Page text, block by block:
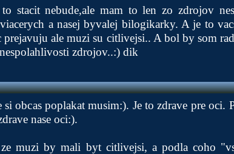
stacit nebude,ale mam to len zo zdrojov
a nasej byvalej bilogikarky. A je to
prejavuju ale muzi su citlivejsi.. A bol by som
zdrojov..:) dik
si obcas poplakat musim:). Je to zdrave pre oci.
nase oci:).
muzi by mali byt citlivejsi, a podla coho